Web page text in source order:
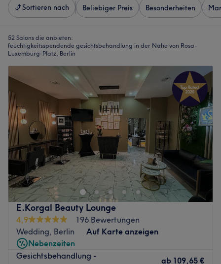
Sortieren nach Beliebiger Preis Besonderheiten
52 Salons die anbieten:
feuchtigkeitsspendende gesichtsbehandlung in der Nähe von Rosa-
Luxemburg-Platz, Berlin
E.Korgal Beauty Lounge
4,9
196 Bewertungen
Wedding, Berlin
Auf Karte anzeigen
Nebenzeiten
Gesichtsbehandlung -
ab 109,65 €